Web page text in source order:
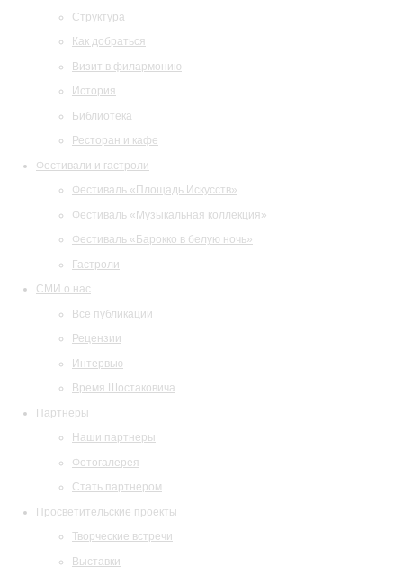
Структура
Как добраться
Визит в филармонию
История
Библиотека
Ресторан и кафе
Фестивали и гастроли
Фестиваль «Площадь Искусств»
Фестиваль «Музыкальная коллекция»
Фестиваль «Барокко в белую ночь»
Гастроли
СМИ о нас
Все публикации
Рецензии
Интервью
Время Шостаковича
Партнеры
Наши партнеры
Фотогалерея
Стать партнером
Просветительские проекты
Творческие встречи
Выставки